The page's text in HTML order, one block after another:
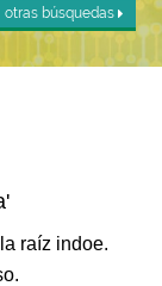
otras búsquedas
raíz indoe.